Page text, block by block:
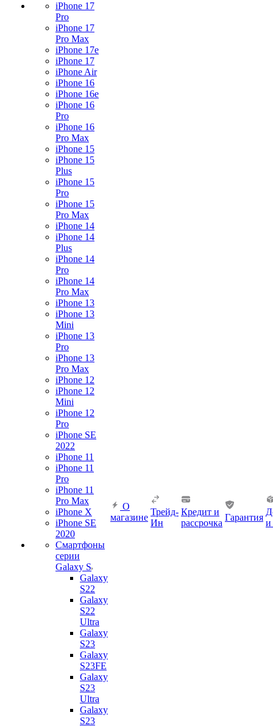
iPhone 17
Pro
iPhone 17
Pro Max
iPhone 17e
iPhone 17
iPhone Air
iPhone 16
iPhone 16e
iPhone 16
Pro
iPhone 16
Pro Max
iPhone 15
iPhone 15
Plus
iPhone 15
Pro
iPhone 15
Pro Max
iPhone 14
iPhone 14
Plus
iPhone 14
Pro
iPhone 14
Pro Max
iPhone 13
iPhone 13
Mini
iPhone 13
Pro
iPhone 13
Pro Max
iPhone 12
iPhone 12
Mini
iPhone 12
Pro
iPhone SE
2022
iPhone 11
iPhone 11
Pro
iPhone 11
Pro Max
iPhone X
iPhone SE
2020
Смартфоны
серии
Galaxy S
Galaxy
S22
Galaxy
S22
Ultra
Galaxy
S23
Galaxy
S23FE
Galaxy
S23
Ultra
Galaxy
S23
О
магазине
Трейд-
Ин
Кредит и
рассрочка
Гарантия
и